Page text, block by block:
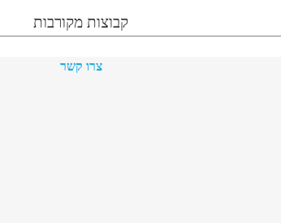
קבוצות מקורבות
צרו קשר